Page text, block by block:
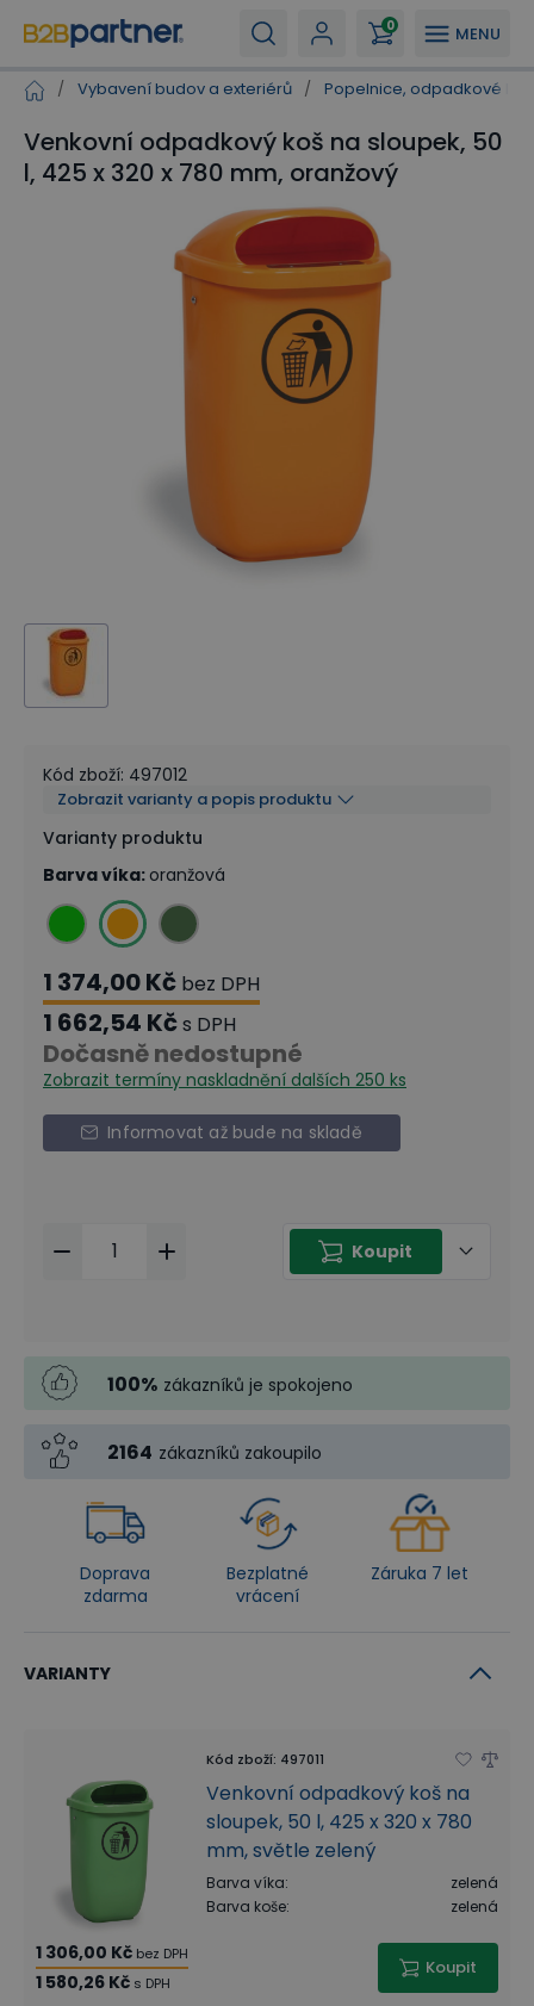
MENU
0
/ Vybavení budov a exteriérů / Popelnice, odpadkové
Venkovní odpadkový koš na sloupek, 50
l, 425 x 320 x 780 mm, oranžový
Kód zboží: 497012
Zobrazit varianty a popis produktu
Varianty produktu
Barva víka: oranžová
1 374,00 Kč bez DPH
1 662,54 Kčs DPH
Dočasně nedostupné
Zobrazit termíny naskladnění dalších 250 ks
Informovat až bude na skladě
Koupit
100% zákazníků je spokojeno
2164 zákazníků zakoupilo
Doprava
zdarma
Bezplatné
vrácení
Záruka 7 let
VARIANTY
Kód zboží: 497011
Venkovní odpadkový koš na
sloupek, 50 l, 425 x 320 x 780
mm, světle zelený
Barva víka:
zelená
Barva koše: zelená
1 306,00 Kč bez DPH
1 580,26 Kč s DPH
Koupit